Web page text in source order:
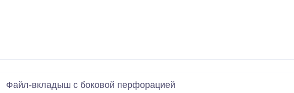
Файл-вкладыш с боковой перфорацией